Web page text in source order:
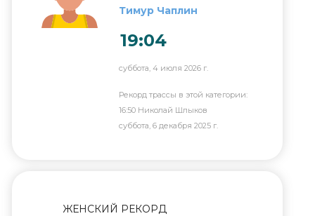
Тимур Чаплин
19:04
суббота, 4 июля 2026 г.
Рекорд трассы в этой категории:
16:50 Николай Шлыков
суббота, 6 декабря 2025 г.
ЖЕНСКИЙ РЕКОРД